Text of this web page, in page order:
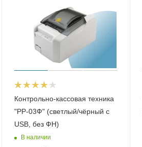
Контрольно-кассовая техника
"РР-03Ф" (светлый/чёрный с
USB, без ФН)
В наличии